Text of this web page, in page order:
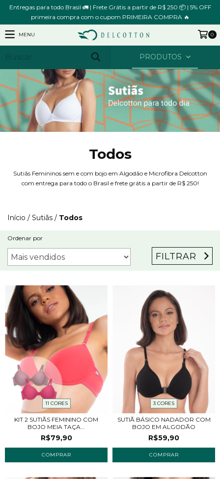
Entregas para todo Brasil 🚛 | Frete Grátis a partir de R$ 250 📦 | 5% OFF
primeira compra com o cupom PRIMEIRA COMPRA 🔥
MENU 0
PRODUTOS
Todos
Sutiãs Femininos sem e com bojo em Algodão e Microfibra Delcotton
com entrega para todo o Brasil e frete grátis a partir de R$ 250!
Início / Sutiãs / Todos
Ordenar por
FILTRAR
11 CORES
KIT 2 SUTIÃS FEMININO COM
BOJO MEIA TAÇA...
R$79,90
COMPRAR
3 CORES
SUTIÃ BÁSICO NADADOR COM
BOJO EM ALGODÃO
R$59,90
COMPRAR